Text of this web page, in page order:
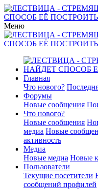
Меню
Главная
Что нового?
Форумы
Новые сообщения
Что нового?
Новые сообщения
медиа Новые
активность
Медиа
Новые медиа Новые
Пользователи
Текущие посетители
сообщений профилей